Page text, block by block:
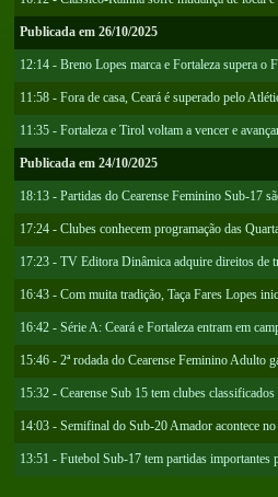
Publicada em 26/10/2025
12:14 - Breno Lopes marca e Fortaleza supera o
11:58 - Fora de casa, Ceará é superado pelo
11:35 - Fortaleza e Tirol voltam a vencer e
Publicada em 24/10/2025
18:13 - Partidas do Cearense Feminino Sub-17
17:24 - Clubes conhecem programação das
17:23 - TV Editora Dinâmica adquire direitos de
16:43 - Com muita tradição, Taça Fares Lopes
16:42 - Série A: Ceará e Fortaleza entram em
15:46 - 2ª rodada do Cearense Feminino Adulto
15:32 - Cearense Sub 15 tem clubes
14:03 - Semifinal do Sub-20 Amador acontece
13:51 - Futebol Sub-17 tem partidas importantes